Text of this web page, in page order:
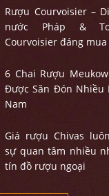
Rượu Courvoisier –
nước Pháp &
Courvoisier đáng
6 Chai Rượu
Được Săn Đón Nhiều
Nam
Giá rượu Chivas
sự quan tâm nhiều
tín đồ rượu ngoại